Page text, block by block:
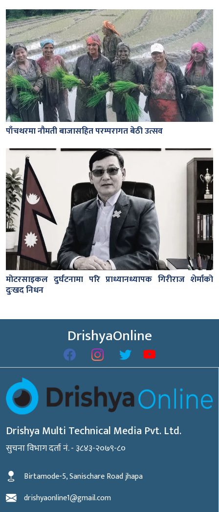
पाँचथरमा नौमती बाजासहित परम्परागत बेठी उत्सव
मोटरसाइकल दुर्घटनामा परि प्राध्यानध्यापक गिरीराज शेर्माको
दुःखद निधन
DrishyaOnline
Drishya Multi Technical Media Pvt. Ltd.
सुचना विभाग दर्ता नं. - ३८४३-२०७९-८०
Birtamode-5, Sanischare Road jhapa
drishyaonline1@gmail.com